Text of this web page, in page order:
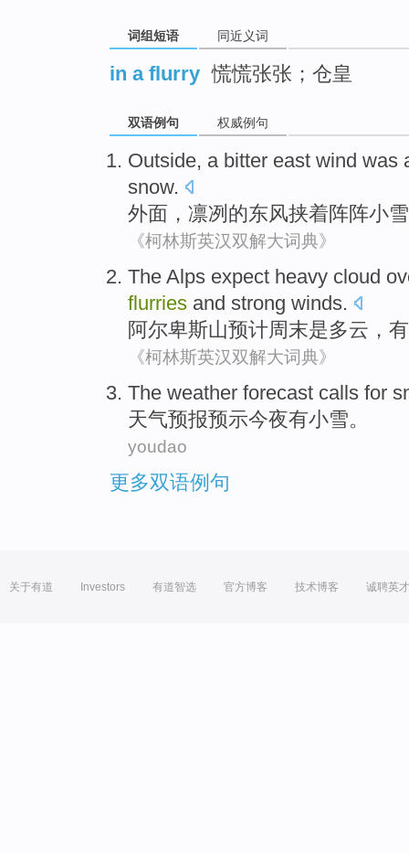
词组短语 同近义词
in a flurry 慌慌张张；仓皇
双语例句 权威例句
Outside, a bitter east wind was
snow.
外面 ，凛冽 的东风挟着阵阵小雪
《柯林斯英汉双解大词典》
The Alps expect heavy cloud
flurries and strong winds.
阿尔卑斯山预计周末是多云， 有
《柯林斯英汉双解大词典》
The weather forecast calls for
天气预报预示今夜有小雪。
youdao
更多双语例句
关于有道 Investors 有道智选 官方博客 技术博客 诚聘英才